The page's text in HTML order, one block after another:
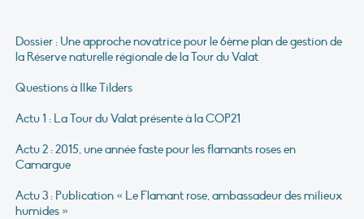
Dossier : Une approche novatrice pour le 6ème plan de gestion de
la Réserve naturelle régionale de la Tour du Valat
Questions à Ilke Tilders
Actu 1 : La Tour du Valat présente à la COP21
Actu 2 : 2015, une année faste pour les flamants roses en
Camargue
Actu 3 : Publication « Le Flamant rose, ambassadeur des milieux
humides »